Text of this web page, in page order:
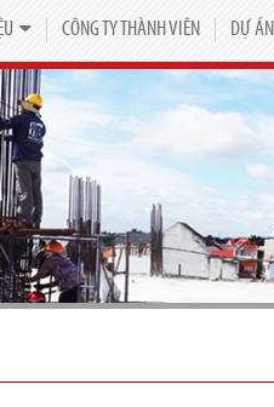
CÔNG TY THÀNH VIÊN DỰ ÁN